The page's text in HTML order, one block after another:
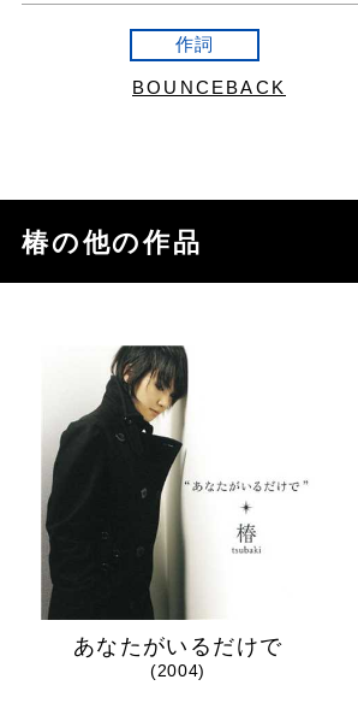
作詞
BOUNCEBACK
椿の他の作品
あなたがいるだけで
(2004)